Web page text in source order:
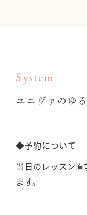
System
ユニヴァのゆ
◆予約について
当日のレッスン
ます。